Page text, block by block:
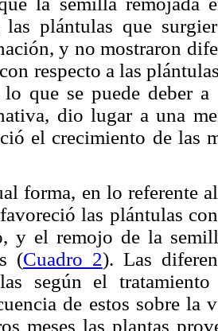
las plántulas que
y no mostraron
respecto a las
lo que se puede deber
dio lugar a una
el crecimiento de las
forma, en lo referente
las plántulas
y el remojo de la
(Cuadro 2). Las
según el
de estos sobre la
meses las plantas